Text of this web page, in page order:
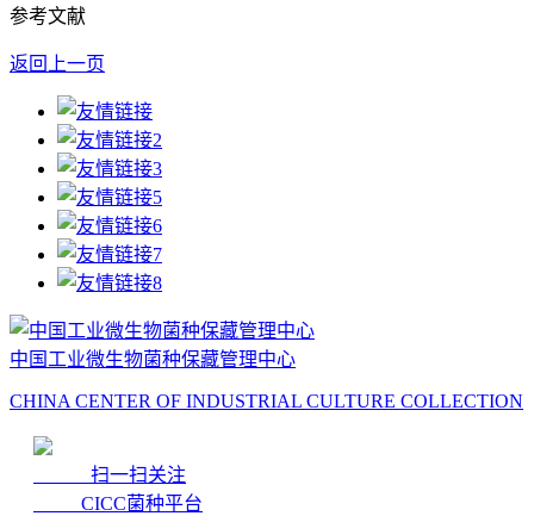
参考文献
返回上一页
中国工业微生物菌种保藏管理中心
CHINA CENTER OF INDUSTRIAL CULTURE COLLECTION
扫一扫关注
CICC菌种平台